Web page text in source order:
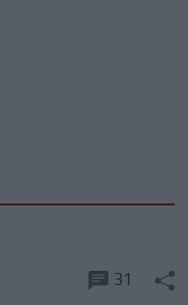
31